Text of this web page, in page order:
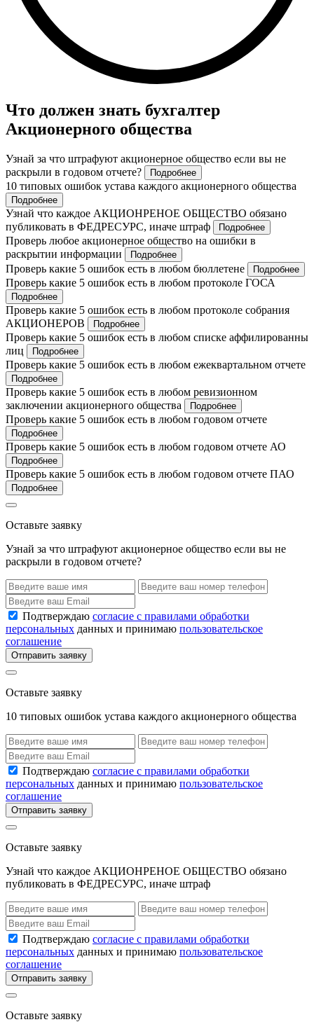
Что должен знать бухгалтер
Акционерного общества
Узнай за что штрафуют акционерное общество если вы не
раскрыли в годовом отчете?
Подробнее
10 типовых ошибок устава каждого акционерного общества
Подробнее
Узнай что каждое АКЦИОНРЕНОЕ ОБЩЕСТВО обязано
публиковать в ФЕДРЕСУРС, иначе штраф
Подробнее
Проверь любое акционерное общество на ошибки в
раскрытии информации
Подробнее
Проверь какие 5 ошибок есть в любом бюллетене Подробнее
Проверь какие 5 ошибок есть в любом протоколе ГОСА
Подробнее
Проверь какие 5 ошибок есть в любом протоколе собрания
АКЦИОНЕРОВ
Подробнее
Проверь какие 5 ошибок есть в любом списке аффилированны
лиц
Подробнее
Проверь какие 5 ошибок есть в любом ежеквартальном отчете
Подробнее
Проверь какие 5 ошибок есть в любом ревизионном
заключении акционерного общества
Подробнее
Проверь какие 5 ошибок есть в любом годовом отчете
Подробнее
Проверь какие 5 ошибок есть в любом годовом отчете АО
Подробнее
Проверь какие 5 ошибок есть в любом годовом отчете ПАО
Подробнее
Оставьте заявку
Узнай за что штрафуют акционерное общество если вы не
раскрыли в годовом отчете?
Подтверждаю согласие с правилами обработки
персональных данных и принимаю пользовательское
соглашение
Отправить заявку
Оставьте заявку
10 типовых ошибок устава каждого акционерного общества
Подтверждаю согласие с правилами обработки
персональных данных и принимаю пользовательское
соглашение
Отправить заявку
Оставьте заявку
Узнай что каждое АКЦИОНРЕНОЕ ОБЩЕСТВО обязано
публиковать в ФЕДРЕСУРС, иначе штраф
Подтверждаю согласие с правилами обработки
персональных данных и принимаю пользовательское
соглашение
Отправить заявку
Оставьте заявку